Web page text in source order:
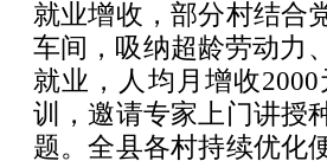
就业增收，部分村结合
车间，吸纳超龄劳动力
就业，人均月增收
训，邀请专家上门讲授
题。全县各村持续优化